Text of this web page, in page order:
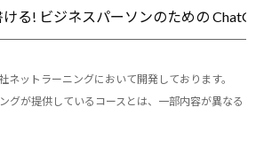
る! ビジネスパーソンのための
ネットラーニングにおいて開発しております。
グが提供しているコースとは、一部内容が異なる